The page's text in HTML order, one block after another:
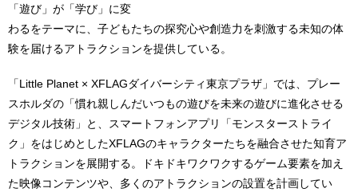
「遊び」が「学び」に変
わるをテーマに、子どもたちの探究心や創造力を刺激する未知の体
験を届けるアトラクションを提供している。
「Little Planet × XFLAGダイバーシティ東京プラザ」では、プレー
スホルダの「慣れ親しんだいつもの遊びを未来の遊びに進化させる
デジタル技術」と、スマートフォンアプリ「モンスターストライ
ク」をはじめとしたXFLAGのキャラクターたちを融合させた知育ア
トラクションを展開する。ドキドキワクワクするゲーム要素を加え
た映像コンテンツや、多くのアトラクションの設置を計画してい